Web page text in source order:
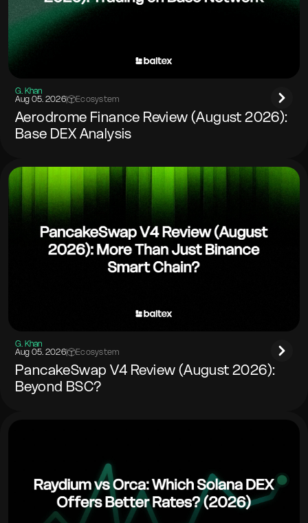
G. Khan
Aug 05. 2026| Ecosystem
Aerodrome Finance Review (August 2026):
Base DEX Analysis
G. Khan
Aug 05. 2026| Ecosystem
PancakeSwap V4 Review (August 2026):
Beyond BSC?